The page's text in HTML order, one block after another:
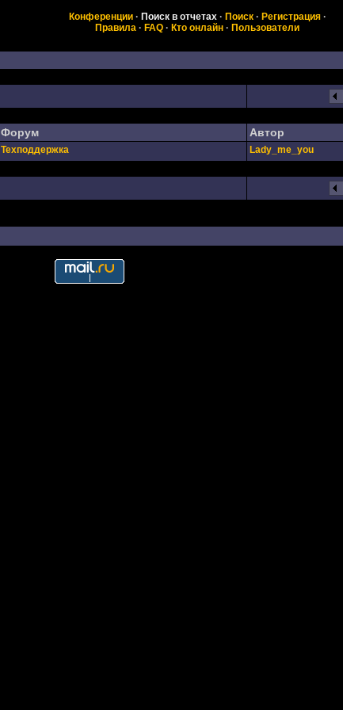
Конференции· Поиск в отчетах· Поиск· Регистрация·
Правила · FAQ · Кто онлайн · Пользователи
Форум Автор
Техподдержка Lady_me_you